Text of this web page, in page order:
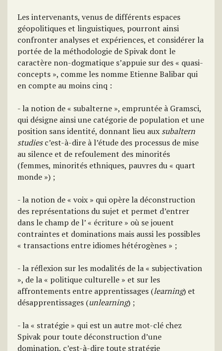
Les intervenants, venus de différents espaces
géopolitiques et linguistiques, pourront ainsi
confronter analyses et expériences, et considérer la
portée de la méthodologie de Spivak dont le
caractère non-dogmatique s’appuie sur des « quasi-
concepts », comme les nomme Etienne Balibar qui
en compte au moins cinq :
- la notion de « subalterne », empruntée à Gramsci,
qui désigne ainsi une catégorie de population et une
position sans identité, donnant lieu aux subaltern
studiesc’est-à-dire à l’étude des processus de mise
au silence et de refoulement des minorités
(femmes, minorités ethniques, pauvres du « quart
monde ») ;
- la notion de « voix » qui opère la déconstruction
des représentations du sujet et permet d’entrer
dans le champ de l’ « écriture » où se jouent
contraintes et dominations mais aussi les possibles
« transactions entre idiomes hétérogènes » ;
- la réflexion sur les modalités de la « subjectivation
», de la « politique culturelle » et sur les
affrontements entre apprentissages (learning) et
désapprentissages (unlearning) ;
- la « stratégie » qui est un autre mot-clé chez
Spivak pour toute déconstruction d’une
domination, c’est-à-dire toute stratégie